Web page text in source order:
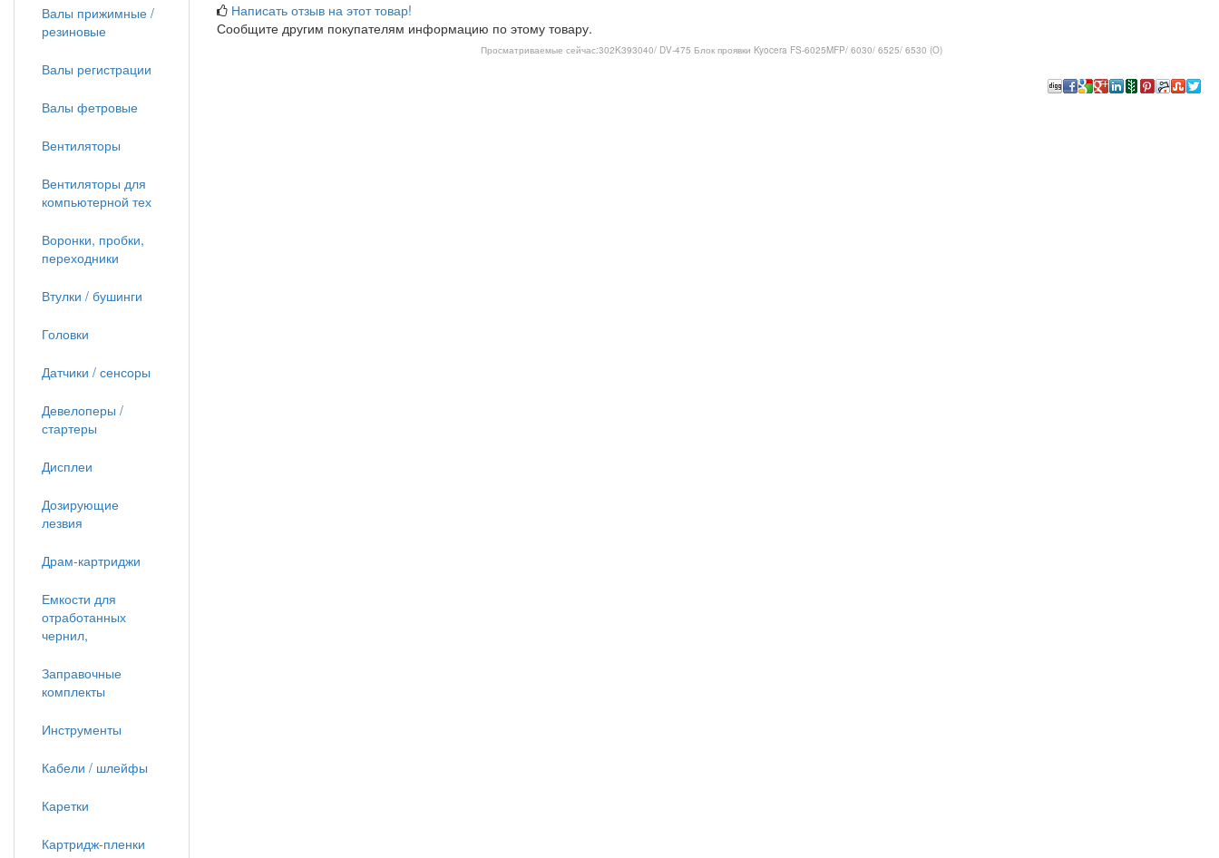
Написать отзыв на этот товар!
Сообщите другим покупателям информацию по этому товару.
Просматриваемые сейчас:302K393040/ DV-475 Блок проявки Kyocera FS-6025MFP/ 6030/ 6525/ 6530 (O)
Валы прижимные /
резиновые
Валы регистрации
Валы фетровые
Вентиляторы
Вентиляторы для
компьютерной тех
Воронки, пробки,
переходники
Втулки / бушинги
Головки
Датчики / сенсоры
Девелоперы /
стартеры
Дисплеи
Дозирующие
лезвия
Драм-картриджи
Емкости для
отработанных
чернил,
Заправочные
комплекты
Инструменты
Кабели / шлейфы
Каретки
Картридж-пленки